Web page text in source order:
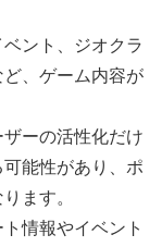
ント、ジオクラ
、ゲーム内容が
ーの活性化だけ
能性があり、ポ
ます。
情報やイベント